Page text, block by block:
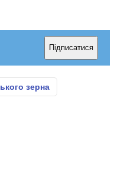
Підписатися
зерна